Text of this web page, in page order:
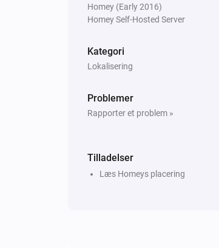
Homey (Early 2016)
Homey Self-Hosted Server
Kategori
Lokalisering
Problemer
Rapporter et problem »
Tilladelser
Læs Homeys placering